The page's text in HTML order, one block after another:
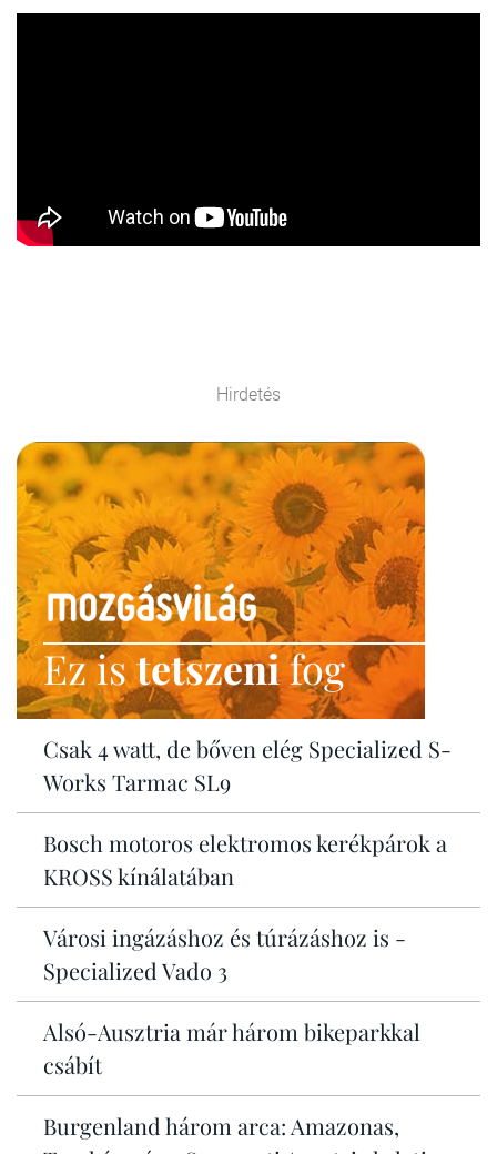
Hirdetés
Ez istetszenifog
Csak 4 watt, de bőven elég Specialized S-
Works Tarmac SL9
Bosch motoros elektromos kerékpárok a
KROSS kínálatában
Városi ingázáshoz és túrázáshoz is -
Specialized Vado 3
Alsó-Ausztria már három bikeparkkal
csábít
Burgenland három arca: Amazonas,